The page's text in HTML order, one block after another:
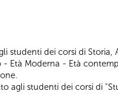
studenti dei corsi di
Età Moderna - Età
studenti dei corsi di